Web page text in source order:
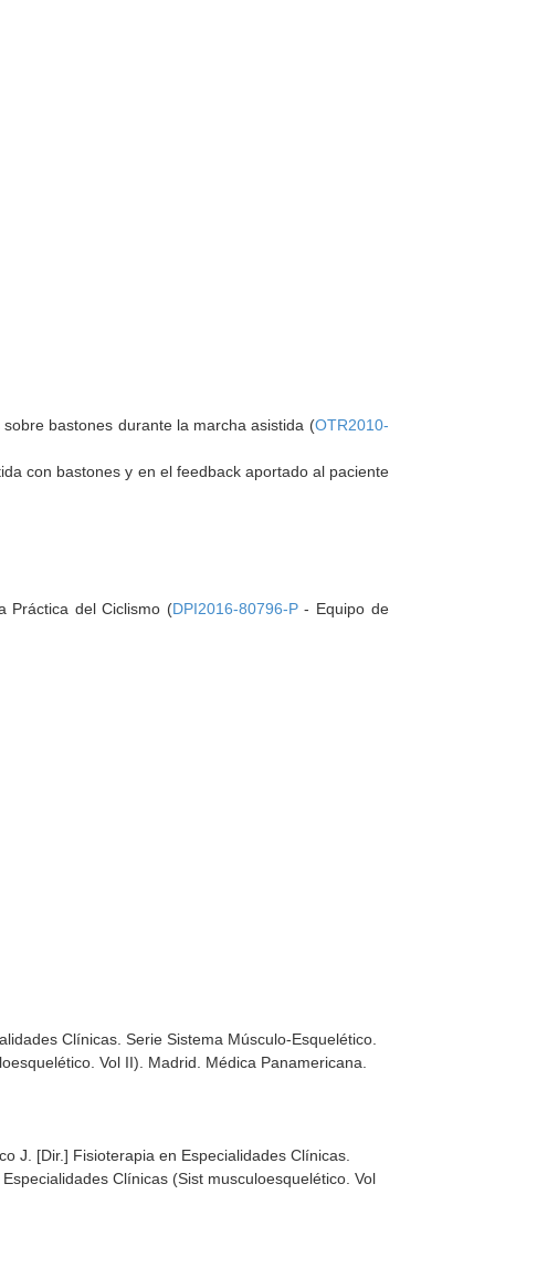
bastones durante la marcha asistida (OTR2010-
con bastones y en el feedback aportado al paciente
Práctica del Ciclismo (DPI2016-80796-P- Equipo de
Clínicas. Serie Sistema Músculo-Esquelético.
Vol II) . Madrid. Médica Panamericana.
J. [Dir.] Fisioterapia en Especialidades Clínicas.
Clínicas (Sist musculoesquelético. Vol